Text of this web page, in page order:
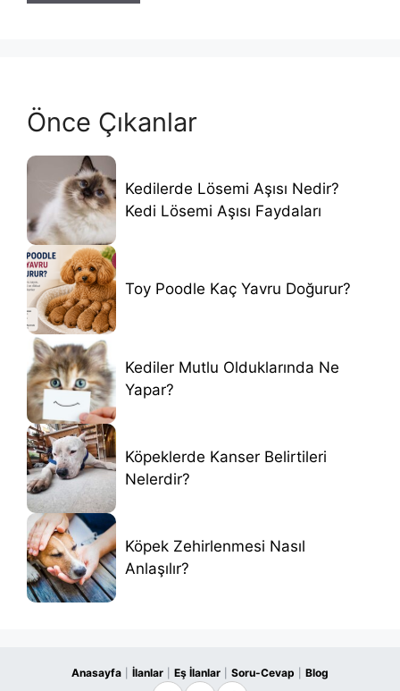
Önce Çıkanlar
Kedilerde Lösemi Aşısı Nedir?
Kedi Lösemi Aşısı Faydaları
Toy Poodle Kaç Yavru Doğurur?
Kediler Mutlu Olduklarında Ne
Yapar?
Köpeklerde Kanser Belirtileri
Nelerdir?
Köpek Zehirlenmesi Nasıl
Anlaşılır?
Anasayfa İlanlar Eş İlanlar Soru-Cevap Blog